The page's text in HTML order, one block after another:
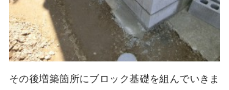
その後増築箇所にブロック基礎を組んでいきま